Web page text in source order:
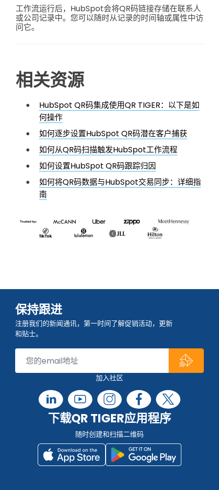
工作流运行后，HubSpot会将QR码链接存储在联系人
或公司记录中。您可以随时从记录的时间轴或属性中访
问它。
相关资源
HubSpot QR码集成使用QR TIGER：以下是如
何操作
如何逐步设置HubSpot QR码潜在客户捕获
如何从QR码扫描触发HubSpot工作流程
如何设置HubSpot QR码跟踪归因
如何将QR码数据与HubSpot交易同步：详细指
南
保持跟进
注册我们的新闻通讯，第一时间了解促销活动，更新
和贴士。
加入社区
下载QR TIGER应用程序
随时创建和扫描二维码